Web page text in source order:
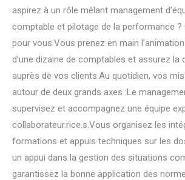
aspirez à un rôle mêlant management
comptable et pilotage de la performance
pour vous.Vous prenez en main l’animation
d’une dizaine de comptables et assurez la
auprès de vos clients.Au quotidien, vos
autour de deux grands axes :Le
supervisez et accompagnez une équipe
collaborateur.rice.s.Vous organisez les
formations et appuis techniques sur les
un appui dans la gestion des situations
garantissez la bonne application des